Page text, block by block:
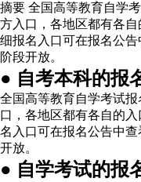
摘要 全国高等教育自学
方入口，各地区都有各
细报名入口可在报名公
阶段开放。
● 自考本科的报
全国高等教育自学考试
口，各地区都有各自的
名入口可在报名公告中
开放。
● 自学考试的报